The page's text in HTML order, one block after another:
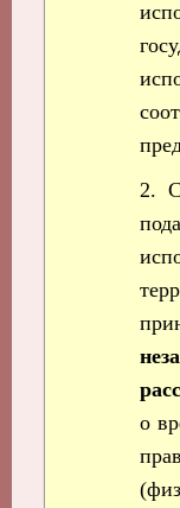
2.
о